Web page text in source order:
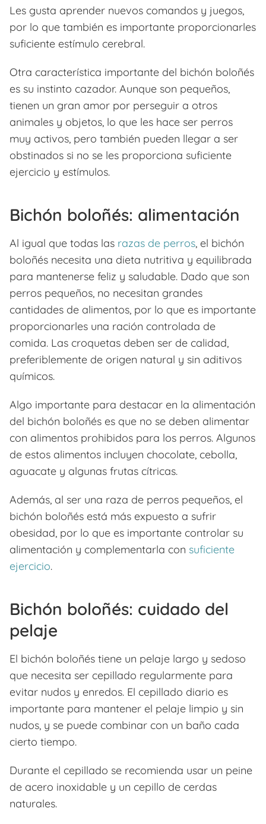
Les gusta aprender nuevos comandos y juegos,
por lo que también es importante proporcionarles
suficiente estímulo cerebral.
Otra característica importante del bichón boloñés
es su instinto cazador. Aunque son pequeños,
tienen un gran amor por perseguir a otros
animales y objetos, lo que les hace ser perros
muy activos, pero también pueden llegar a ser
obstinados si no se les proporciona suficiente
ejercicio y estímulos.
Bichón boloñés: alimentación
Al igual que todas las razas de perros, el bichón
boloñés necesita una dieta nutritiva y equilibrada
para mantenerse feliz y saludable. Dado que son
perros pequeños, no necesitan grandes
cantidades de alimentos, por lo que es importante
proporcionarles una ración controlada de
comida. Las croquetas deben ser de calidad,
preferiblemente de origen natural y sin aditivos
químicos.
Algo importante para destacar en la alimentación
del bichón boloñés es que no se deben alimentar
con alimentos prohibidos para los perros. Algunos
de estos alimentos incluyen chocolate, cebolla,
aguacate y algunas frutas cítricas.
Además, al ser una raza de perros pequeños, el
bichón boloñés está más expuesto a sufrir
obesidad, por lo que es importante controlar su
alimentación y complementarla con suficiente
ejercicio.
Bichón boloñés: cuidado del
pelaje
El bichón boloñés tiene un pelaje largo y sedoso
que necesita ser cepillado regularmente para
evitar nudos y enredos. El cepillado diario es
importante para mantener el pelaje limpio y sin
nudos, y se puede combinar con un baño cada
cierto tiempo.
Durante el cepillado se recomienda usar un peine
de acero inoxidable y un cepillo de cerdas
naturales.